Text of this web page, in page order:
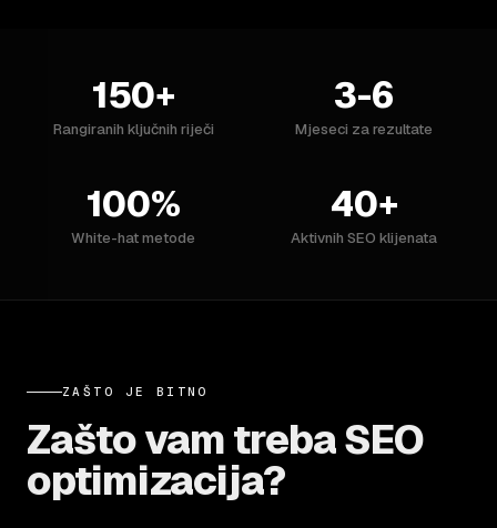
150+
Rangiranih ključnih riječi
3-6
Mjeseci za rezultate
100%
White-hat metode
40+
Aktivnih SEO klijenata
ZAŠTO JE BITNO
Zašto vam treba SEO
optimizacija?